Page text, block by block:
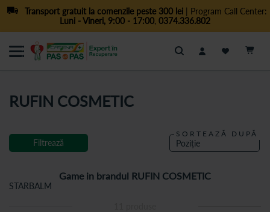
Transport gratuit la comenzile peste 300 lei| Program Call Center:
Luni - Vineri, 9:00 - 17:00, 0374.336.802
Cautare
RUFIN COSMETIC
SORTEAZĂ DUPĂ
Game in brandul RUFIN COSMETIC
STARBALM
Filtrează